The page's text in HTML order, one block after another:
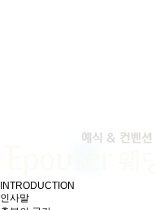
INTRODUCTION
인사말